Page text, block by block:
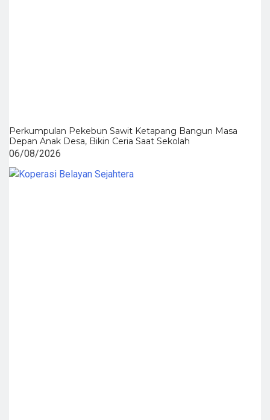
Perkumpulan Pekebun Sawit Ketapang Bangun Masa
Depan Anak Desa, Bikin Ceria Saat Sekolah
06/08/2026